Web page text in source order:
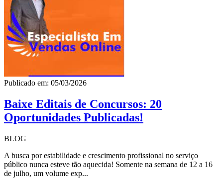
Publicado em: 05/03/2026
Baixe Editais de Concursos: 20
Oportunidades Publicadas!
BLOG
A busca por estabilidade e crescimento profissional no serviço
público nunca esteve tão aquecida! Somente na semana de 12 a 16
de julho, um volume exp...